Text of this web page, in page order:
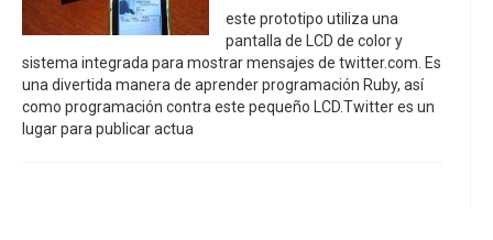
este prototipo utiliza una
pantalla de LCD de color y
sistema integrada para mostrar mensajes de twitter.com. Es
una divertida manera de aprender programación Ruby, así
como programación contra este pequeño LCD.Twitter es un
lugar para publicar actua